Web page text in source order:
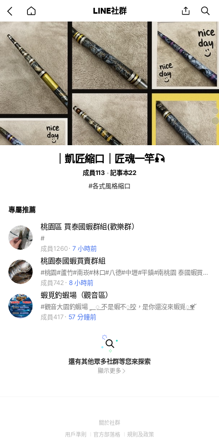
back
to
home
LINE社群 share
｜凱匠縮口｜匠魂一竿🎣
成員113
記事本22
#各式風格縮口
專屬推薦
桃園區 買泰國蝦群組(歡樂群）
#
成員1260
7 小時前
桃園泰國蝦買賣群組
#桃園#蘆竹#南崁#林口#八德#中壢#平鎮#南桃園 泰國蝦買賣！
成員742
8 小時前
蝦覓釣蝦場（觀音區）
#觀音大園釣蝦場 ⸐꯭ 不是蝦不꯭咬，是你還沒來蝦覓꯭✾ ั
成員417
57 分鐘前
還有其他眾多社群等您來探索
顯示更多
關於社群(Open
用戶準則 (Open
官方部落格 (Open
規則及政策(Open